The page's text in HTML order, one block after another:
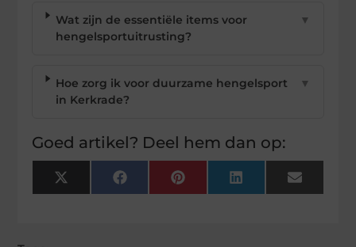
Wat zijn de essentiële items voor
hengelsportuitrusting?
▼
Hoe zorg ik voor duurzame hengelsport
in Kerkrade?
▼
Goed artikel? Deel hem dan op:
X
(Twitter)
FacebookPinterest LinkedIn Email